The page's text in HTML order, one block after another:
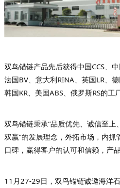
双鸟锚链产品先后获得中国CCS、
法国BV、意大利RINA、英国LR、
韩国KR、美国ABS、俄罗斯RS的工
双鸟锚链秉承“品质优先、诚信至
双赢”的发展理念，外拓市场，内
口碑，赢得客户的认可和信赖，产品
11月27-29日，双鸟锚链诚邀海洋